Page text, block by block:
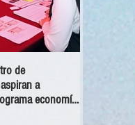
de
a
economía